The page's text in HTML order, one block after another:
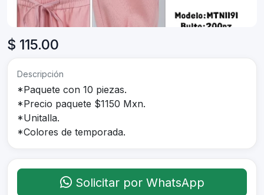
$ 115.00
Descripción
*Paquete con 10 piezas.
*Precio paquete $1150 Mxn.
*Unitalla.
*Colores de temporada.
Solicitar por WhatsApp